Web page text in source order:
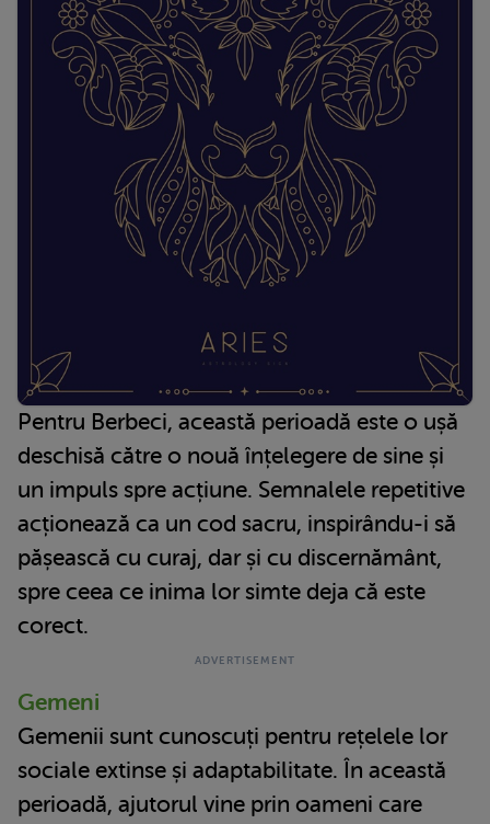
Pentru Berbeci, această perioadă este o ușă
deschisă către o nouă înțelegere de sine și
un impuls spre acțiune. Semnalele repetitive
acționează ca un cod sacru, inspirându-i să
pășească cu curaj, dar și cu discernământ,
spre ceea ce inima lor simte deja că este
corect.
Gemeni
Gemenii sunt cunoscuți pentru rețelele lor
sociale extinse și adaptabilitate. În această
perioadă, ajutorul vine prin oameni care